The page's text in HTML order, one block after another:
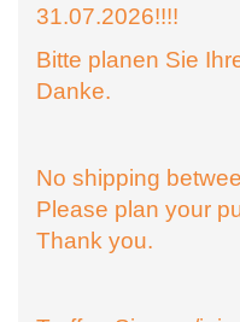
31.07.2026!!!!
Bitte planen Sie
Danke.
No shipping
Please plan your
Thank you.